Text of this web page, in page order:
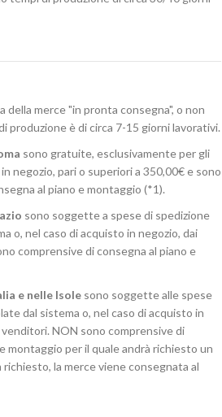
della merce "in pronta consegna", o non
produzione è di circa 7-15 giorni lavorativi.
sono gratuite, esclusivamente per gli
negozio, pari o superiori a 350,00€ e sono
al piano e montaggio (*1).
sono soggette a spese di spedizione
o, nel caso di acquisto in negozio, dai
comprensive di consegna al piano e
e nelle Isole sono soggette alle spese
dal sistema o, nel caso di acquisto in
NON sono comprensive di
montaggio per il quale andrà richiesto un
la merce viene consegnata al